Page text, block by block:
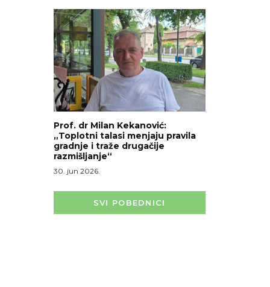
Prof. dr Milan Kekanović:
„Toplotni talasi menjaju pravila
gradnje i traže drugačije
razmišljanje“
30. jun 2026.
SVI POBEDNICI